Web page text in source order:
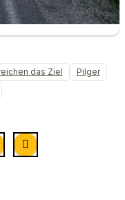
das Ziel
Pilger